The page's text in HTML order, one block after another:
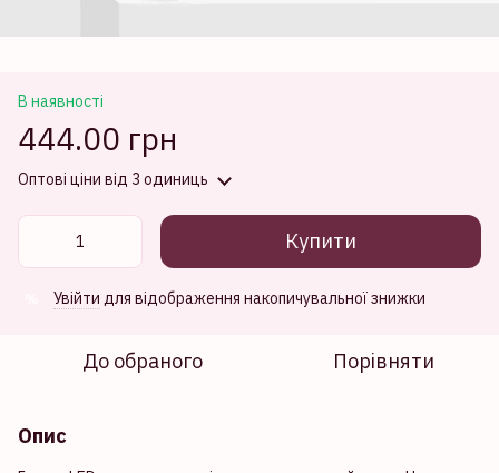
В наявності
444.00 грн
Оптові ціни від 3 одиниць
Купити
Увійти для відображення накопичувальної знижки
До обраного Порівняти
Опис